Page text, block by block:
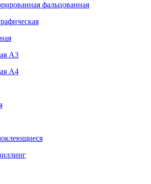
фальцованная
А3
А4